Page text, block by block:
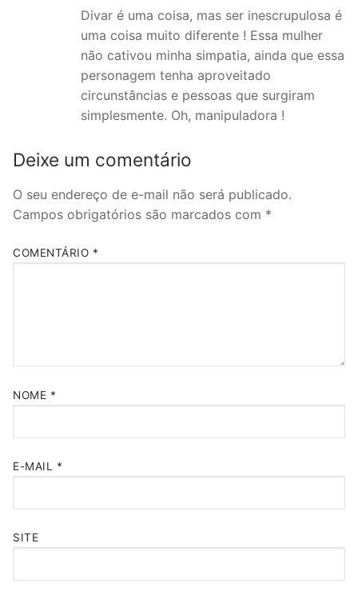
Divar é uma coisa, mas ser inescrupulosa é
uma coisa muito diferente ! Essa mulher
não cativou minha simpatia, ainda que essa
personagem tenha aproveitado
circunstâncias e pessoas que surgiram
simplesmente. Oh, manipuladora !
Deixe um comentário
O seu endereço de e-mail não será publicado.
Campos obrigatórios são marcados com *
COMENTÁRIO *
NOME *
E-MAIL *
SITE